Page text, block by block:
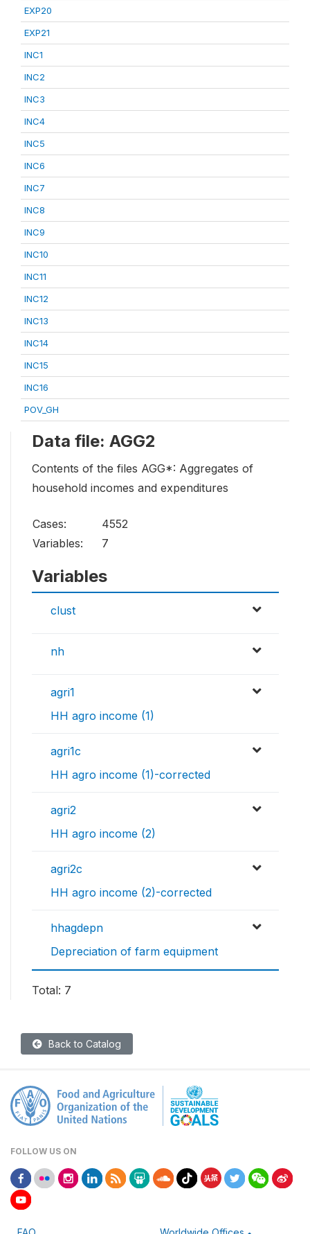
EXP20
EXP21
INC1
INC2
INC3
INC4
INC5
INC6
INC7
INC8
INC9
INC10
INC11
INC12
INC13
INC14
INC15
INC16
POV_GH
Data file: AGG2
Contents of the files AGG*: Aggregates of
household incomes and expenditures
Cases:
4552
Variables:
7
Variables
clust
nh
agri1
HH agro income (1)
agri1c
HH agro income (1)-corrected
agri2
HH agro income (2)
agri2c
HH agro income (2)-corrected
hhagdepn
Depreciation of farm equipment
Total: 7
Back to Catalog
FOLLOW US ON